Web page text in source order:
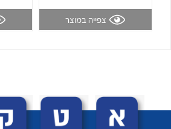
לכל מוצרי היצרן
צפייה במוצר